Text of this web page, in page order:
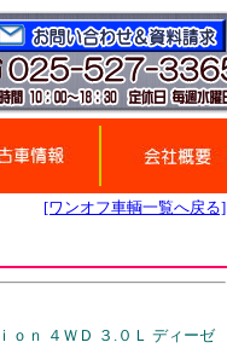
[ワンオフ車輌一覧へ戻る]
ｎ ４ＷＤ ３.０Ｌ ディーゼ